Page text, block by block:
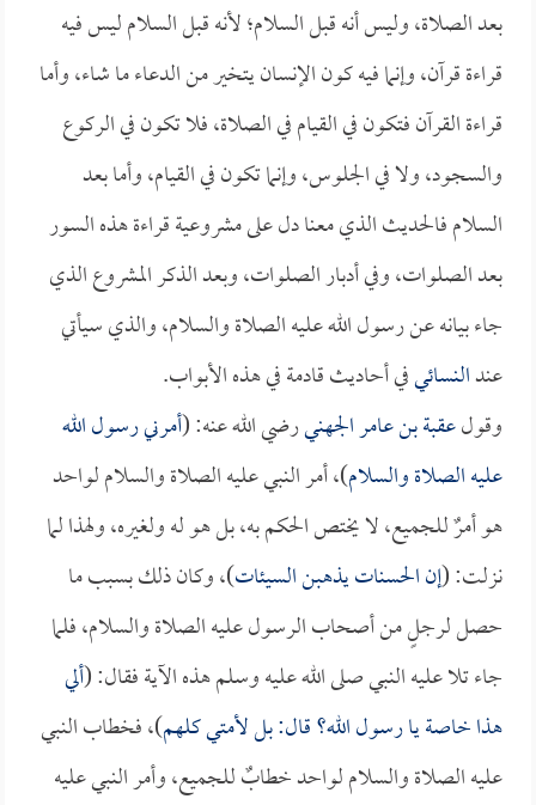
بعد الصلاة، وليس أنه قبل السلام؛ لأنه قبل السلام ليس فيه
قراءة قرآن، وإنما فيه كون الإنسان يتخير من الدعاء ما شاء، وأما
قراءة القرآن فتكون في القيام في الصلاة، فلا تكون في الركوع
والسجود، ولا في الجلوس، وإنما تكون في القيام، وأما بعد
السلام فالحديث الذي معنا دل على مشروعية قراءة هذه السور
بعد الصلوات، وفي أدبار الصلوات، وبعد الذكر المشروع الذي
جاء بيانه عن رسول الله عليه الصلاة والسلام، والذي سيأتي
عندالنسائيفي أحاديث قادمة في هذه الأبواب.
وقولعقبة بن عامر الجهنيرضي الله عنه: (أمرني رسول الله
عليه الصلاة والسلام)، أمر النبي عليه الصلاة والسلام لواحد
هو أمرٌ للجميع، لا يختص الحكم به، بل هو له ولغيره، ولهذا لما
نزلت: (إن الحسنات يذهبن السيئات)، وكان ذلك بسبب ما
حصل لرجلٍ من أصحاب الرسول عليه الصلاة والسلام، فلما
جاء تلا عليه النبي صلى الله عليه وسلم هذه الآية فقال: (ألي
هذا خاصة يا رسول الله؟ قال: بل لأمتي كلهم)، فخطاب النبي
عليه الصلاة والسلام لواحد خطابٌ للجميع، وأمر النبي عليه